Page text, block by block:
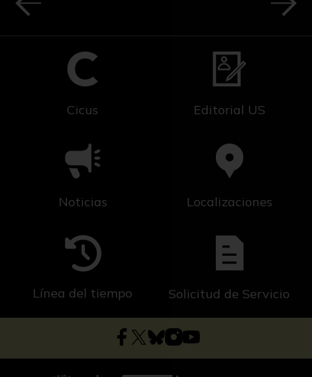
Cicus Editorial US
Noticias Localizaciones
Línea del tiempo Solicitud de Servicio